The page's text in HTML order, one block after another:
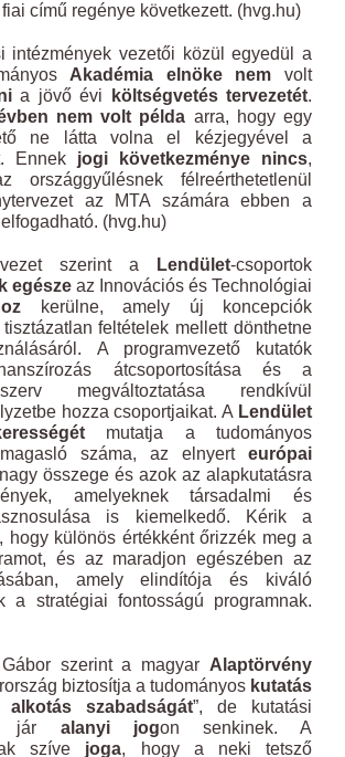
című regénye következett. (hvg.hu)
intézmények vezetői közül egyedül a
Akadémia elnöke nem volt
a jövő évi költségvetés tervezetét.
nem volt példa arra, hogy egy
ne látta volna el kézjegyével a
Ennek jogi következménye nincs,
országgyűlésnek félreérthetetlenül
az MTA számára ebben a
(hvg.hu)
szerint a Lendület-csoportok
egésze az Innovációs és Technológiai
kerülne, amely új koncepciók
feltételek mellett dönthetne
A programvezető kutatók
átcsoportosítása és a
megváltoztatása rendkívül
hozza csoportjaikat. A Lendület
mutatja a tudományos
száma, az elnyert európai
nagy összege és azok az alapkutatásra
amelyeknek társadalmi és
is kiemelkedő. Kérik a
hogy különös értékként őrizzék meg a
és az maradjon egészében az
amely elindítója és kiváló
a stratégiai fontosságú programnak.
Gábor szerint a magyar Alaptörvény
biztosítja a tudományos kutatás
alkotás szabadságát”, de kutatási
jár alanyi jogon senkinek. A
szíve joga, hogy a neki tetsző